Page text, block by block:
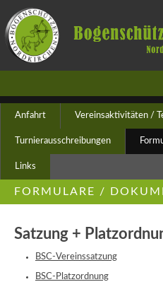
Navigation
Anfahrt Vereinsaktivitäten /
Turnierausschreibungen
Links
FORMULARE /
Satzung +
BSC-Vereinssatzung
BSC-Platzordnung